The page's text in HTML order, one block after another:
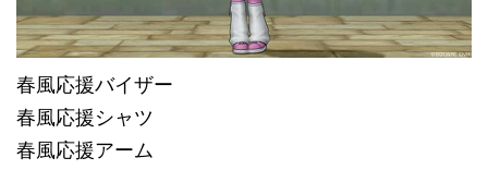
春風応援バイザー
春風応援シャツ
春風応援アーム